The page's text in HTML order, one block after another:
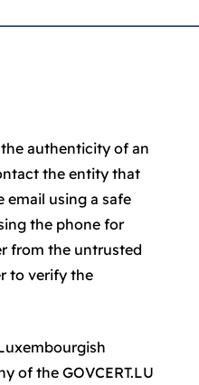
authenticity of an
the entity that
email using a safe
the phone for
from the untrusted
to verify the
of the GOVCERT.LU